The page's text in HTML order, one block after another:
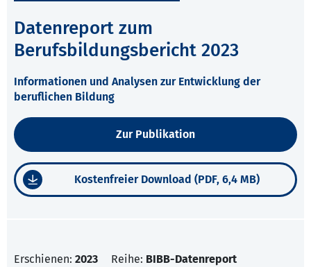
Datenreport zum
Berufsbildungsbericht 2023
Informationen und Analysen zur Entwicklung der
beruflichen Bildung
Zur Publikation
Kostenfreier Download (PDF, 6,4 MB)
Erschienen: 2023 Reihe: BIBB-Datenreport